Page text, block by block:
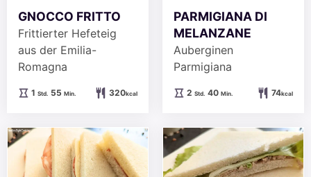
GNOCCO FRITTO
Frittierter Hefeteig
aus der Emilia-
Romagna
1Stunde
Std. 55Minuten
Min. 320kcal
PARMIGIANA DI
MELANZANE
Auberginen
Parmigiana
2Stunden
Std. 40Minuten
Min. 74kcal